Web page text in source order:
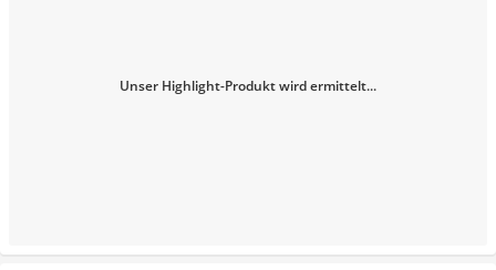
Unser Highlight-Produkt wird ermittelt...